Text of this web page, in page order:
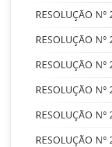
RESOLUÇÃO
RESOLUÇÃO
RESOLUÇÃO
RESOLUÇÃO
RESOLUÇÃO
RESOLUÇÃO